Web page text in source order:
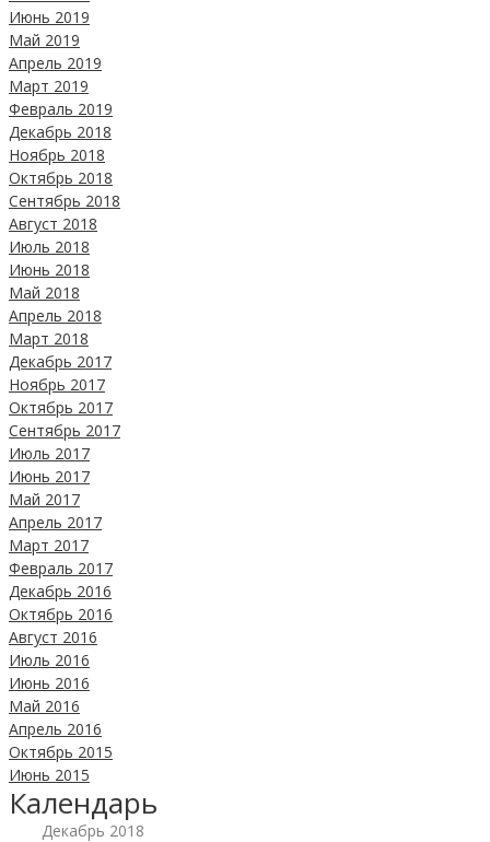
Июнь 2019
Май 2019
Апрель 2019
Март 2019
Февраль 2019
Декабрь 2018
Ноябрь 2018
Октябрь 2018
Сентябрь 2018
Август 2018
Июль 2018
Июнь 2018
Май 2018
Апрель 2018
Март 2018
Декабрь 2017
Ноябрь 2017
Октябрь 2017
Сентябрь 2017
Июль 2017
Июнь 2017
Май 2017
Апрель 2017
Март 2017
Февраль 2017
Декабрь 2016
Октябрь 2016
Август 2016
Июль 2016
Июнь 2016
Май 2016
Апрель 2016
Октябрь 2015
Июнь 2015
Календарь
Декабрь 2018